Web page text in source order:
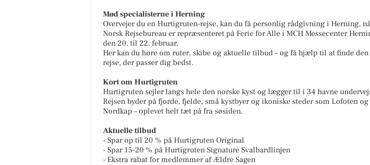
Mød specialisterne i Herning
Overvejer du en Hurtigruten-rejse, kan du få personlig rådgivning i Herning,
Norsk Rejsebureau er repræsenteret på Ferie for Alle i MCH Messecenter
den 20. til 22. februar.
Her kan du høre om ruter, skibe og aktuelle tilbud – og få hjælp til at finde den
rejse, der passer dig bedst.
Kort om Hurtigruten
Hurtigruten sejler langs hele den norske kyst og lægger til i 34 havne
Rejsen byder på fjorde, fjelde, små kystbyer og ikoniske steder som Lofoten og
Nordkap – oplevet helt tæt på fra søsiden.
Aktuelle tilbud
- Spar op til 20 % på Hurtigruten Original
- Spar 15–20 % på Hurtigruten Signature Svalbardlinjen
- Ekstra rabat for medlemmer af Ældre Sagen